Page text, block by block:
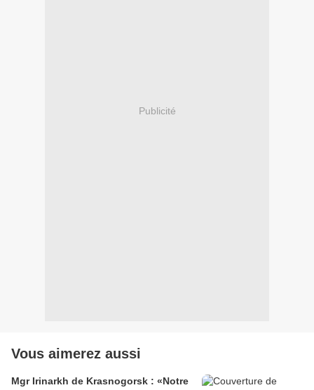
Publicité
Vous aimerez aussi
Mgr Irinarkh de Krasnogorsk : «Notre